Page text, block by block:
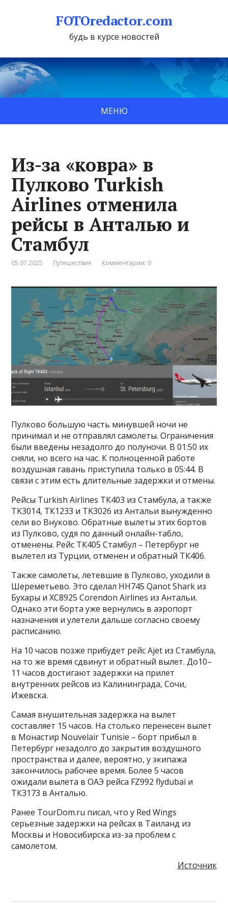
FOTOredactor.com
будь в курсе новостей
МЕНЮ
Из-за «ковра» в
Пулково Turkish
Airlines отменила
рейсы в Анталью и
Стамбул
05.07.2025 Путешествие Комментарии: 0
Пулково большую часть минувшей ночи не
принимал и не отправлял самолеты. Ограничения
были введены незадолго до полуночи. В 01:50 их
сняли, но всего на час. К полноценной работе
воздушная гавань приступила только в 05:44. В
связи с этим есть длительные задержки и отмены.
Рейсы Turkish Airlines TК403 из Стамбула, а также
TK3014, ТК1233 и TK3026 из Антальи вынужденно
сели во Внуково. Обратные вылеты этих бортов
из Пулково, судя по данный онлайн-табло,
отменены. Рейс ТК405 Стамбул – Петербург не
вылетел из Турции, отменен и обратный ТК406.
Также самолеты, летевшие в Пулково, уходили в
Шереметьево. Это сделал HH745 Qanot Shark из
Бухары и XC8925 Corendon Airlines из Антальи.
Однако эти борта уже вернулись в аэропорт
назначения и улетели дальше согласно своему
расписанию.
На 10 часов позже прибудет рейс Ajet из Стамбула,
на то же время сдвинут и обратный вылет. До10–
11 часов достигают задержки на прилет
внутренних рейсов из Калининграда, Сочи,
Ижевска.
Самая внушительная задержка на вылет
составляет 15 часов. На столько перенесен вылет
в Монастир Nouvelair Tunisie – борт прибыл в
Петербург незадолго до закрытия воздушного
пространства и далее, вероятно, у экипажа
закончилось рабочее время. Более 5 часов
ожидали вылета в ОАЭ рейса FZ992 flydubai и
ТК3173 в Анталью.
Ранее TourDom.ru писал, что у Red Wings
серьезные задержки на рейсах в Таиланд из
Москвы и Новосибирска из-за проблем с
самолетом.
Источник